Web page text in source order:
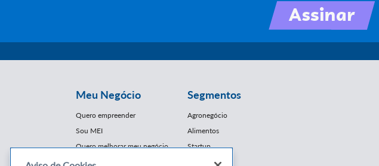
Meu Negócio
Quero empreender
Sou MEI
Quero melhorar meu negócio
Segmentos
Agronegócio
Alimentos
Startup
E-Commerce